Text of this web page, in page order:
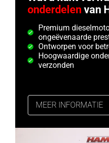
onderdelen van
Premium
ongeëvenaarde
Ontworpen voor
Hoogwaardige
verzonden
MEER INFORMATIE